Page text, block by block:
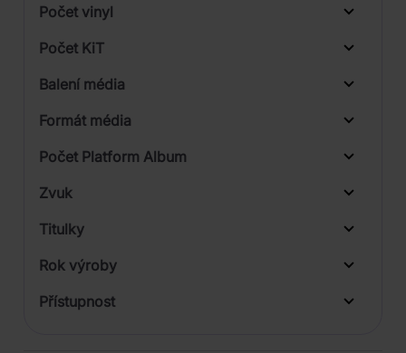
Počet vinyl
Počet KiT
Balení média
Formát média
Počet Platform Album
Zvuk
Titulky
Rok výroby
Přístupnost